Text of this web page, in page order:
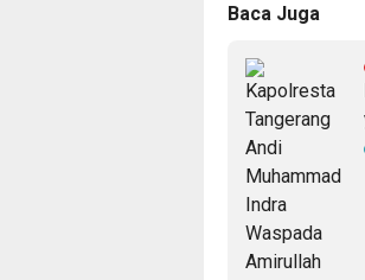
Baca Juga